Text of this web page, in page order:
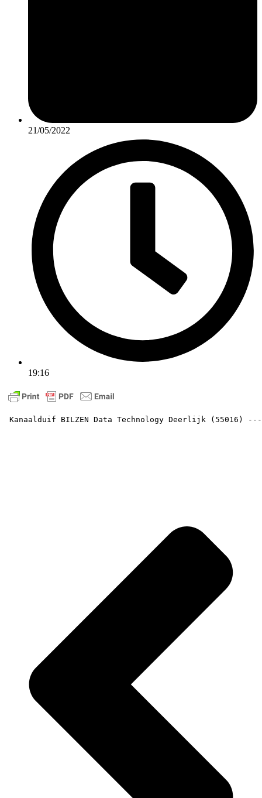
21/05/2022
19:16
Kanaalduif BILZEN Data Technology Deerlijk (55016)